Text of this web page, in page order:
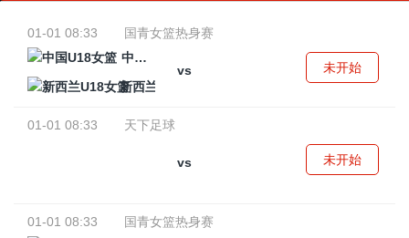
01-01 08:33
国青女篮热身赛
中国U18女篮
vs
新西兰U18女篮
未开始
01-01 08:33 天下足球
vs 未开始
01-01 08:33
国青女篮热身赛